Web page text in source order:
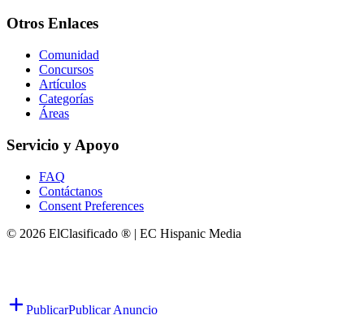
Otros Enlaces
Comunidad
Concursos
Artículos
Categorías
Áreas
Servicio y Apoyo
FAQ
Contáctanos
Consent Preferences
© 2026 ElClasificado ® | EC Hispanic Media
PublicarPublicar Anuncio